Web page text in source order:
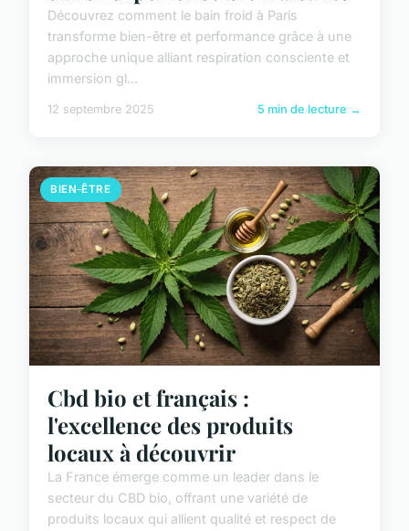
Découvrez comment le bain froid à Paris
transforme bien-être et performance grâce à une
approche unique alliant respiration consciente et
immersion gl...
12 septembre 2025 5 min de lecture →
BIEN-ÊTRE
Cbd bio et français :
l'excellence des produits
locaux à découvrir
La France émerge comme un leader dans le
secteur du CBD bio, offrant une variété de
produits locaux qui allient qualité et respect de